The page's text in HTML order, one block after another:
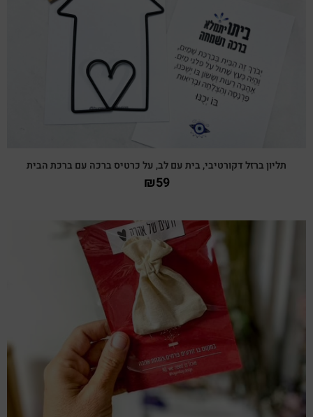
תליון ברזל דקורטיבי, בית עם לב, על כרטיס ברכה עם ברכת הבית
₪59
צפייה מהירה